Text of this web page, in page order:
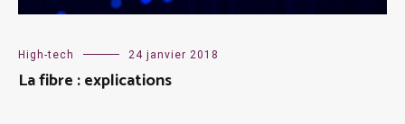
High-tech 24 janvier 2018
La fibre : explications